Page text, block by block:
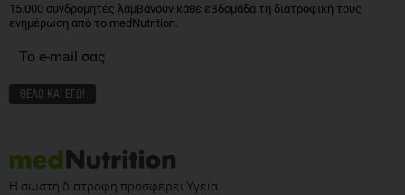
15.000 συνδρομητές λαμβάνουν κάθε εβδομάδα τη διατροφική τους
ενημέρωση από το medNutrition.
Η σωστή διατροφή προσφέρει Υγεία